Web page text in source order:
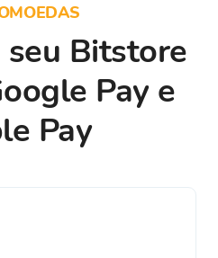
Bitstore
Pay e
Pay